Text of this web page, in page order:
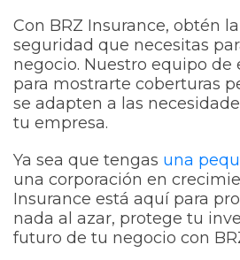
Con BRZ Insurance, obtén
seguridad que necesitas
negocio. Nuestro equipo de
para mostrarte coberturas
se adapten a las
tu empresa.
Ya sea que tengas una
una corporación en
Insurance está aquí para
nada al azar, protege tu
futuro de tu negocio con